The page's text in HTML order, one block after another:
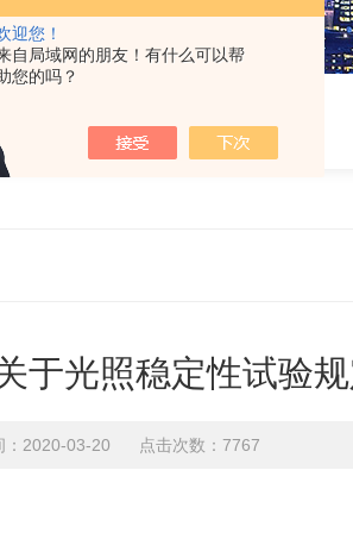
迎您！
自局域网的朋友！有什么可以帮
您的吗？
于光照稳定性试验
：2020-03-20 点击次数：7767